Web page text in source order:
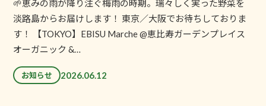
🌱恵みの雨が降り注ぐ梅雨の時期。瑞々しく実った野菜を
淡路島からお届けします！ 東京／大阪でお待ちしておりま
す！ 【TOKYO】EBISU Marche @恵比寿ガーデンプレイス
オーガニック &…
お知らせ 2026.06.12